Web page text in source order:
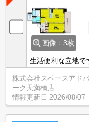
画像：3枚
生活便利な立地で
天満橋店06-4790-
株式会社スペースアド
ーク天満橋店
情報更新日 2026/08/07